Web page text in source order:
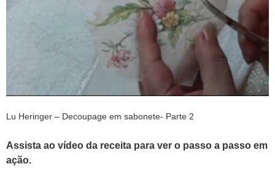
Lu Heringer – Decoupage em sabonete- Parte 2
Assista ao vídeo da receita para ver o passo a passo em
ação.